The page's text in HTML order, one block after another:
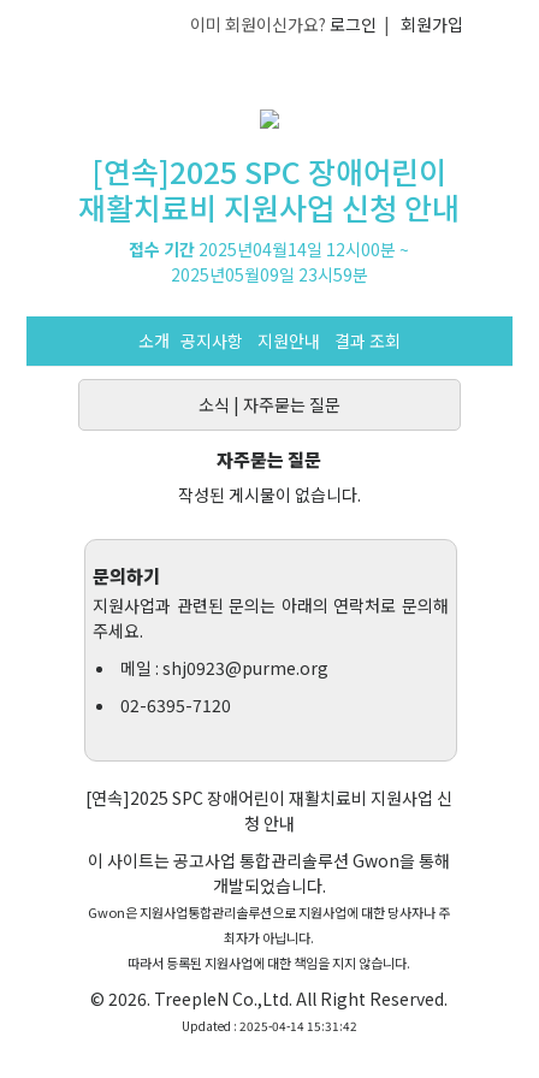
이미 회원이신가요?로그인 |회원가입
[연속]2025 SPC 장애어린이
재활치료비 지원사업 신청 안내
접수 기간 2025년04월14일 12시00분~
2025년05월09일 23시59분
소개 공지사항 지원안내 결과 조회
소식 | 자주묻는 질문
자주묻는 질문
작성된 게시물이 없습니다.
문의하기
지원사업과 관련된 문의는 아래의 연락처로 문의해
주세요.
메일 :shj0923@purme.org
02-6395-7120
[연속]2025 SPC 장애어린이 재활치료비 지원사업 신
청 안내
이 사이트는 공고사업 통합관리솔루션Gwon을 통해
개발되었습니다.
Gwon은 지원사업통합관리솔루션으로 지원사업에 대한 당사자나 주
최자가 아닙니다.
따라서 등록된 지원사업에 대한 책임을 지지 않습니다.
© 2026. TreepleN Co.,Ltd. All Right Reserved.
Updated : 2025-04-14 15:31:42